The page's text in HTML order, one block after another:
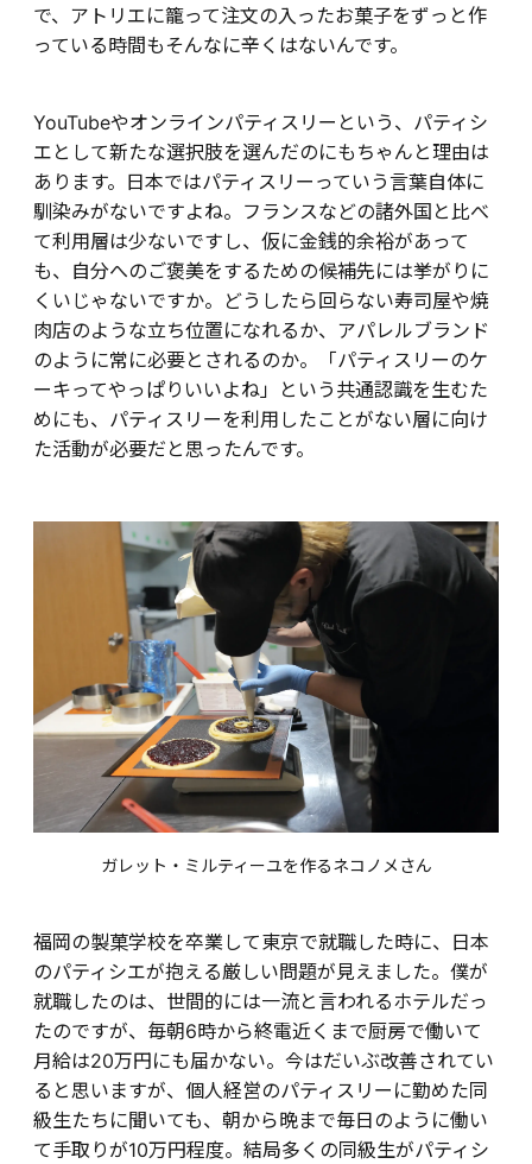
で、アトリエに籠って注文の入ったお菓子をずっと作
っている時間もそんなに辛くはないんです。
YouTubeやオンラインパティスリーという、パティシ
エとして新たな選択肢を選んだのにもちゃんと理由は
あります。日本ではパティスリーっていう言葉自体に
馴染みがないですよね。フランスなどの諸外国と比べ
て利用層は少ないですし、仮に金銭的余裕があって
も、自分へのご褒美をするための候補先には挙がりに
くいじゃないですか。どうしたら回らない寿司屋や焼
肉店のような立ち位置になれるか、アパレルブランド
のように常に必要とされるのか。「パティスリーのケ
ーキってやっぱりいいよね」という共通認識を生むた
めにも、パティスリーを利用したことがない層に向け
た活動が必要だと思ったんです。
ガレット・ミルティーユを作るネコノメさん
福岡の製菓学校を卒業して東京で就職した時に、日本
のパティシエが抱える厳しい問題が見えました。僕が
就職したのは、世間的には一流と言われるホテルだっ
たのですが、毎朝6時から終電近くまで厨房で働いて
月給は20万円にも届かない。今はだいぶ改善されてい
ると思いますが、個人経営のパティスリーに勤めた同
級生たちに聞いても、朝から晩まで毎日のように働い
て手取りが10万円程度。結局多くの同級生がパティシ